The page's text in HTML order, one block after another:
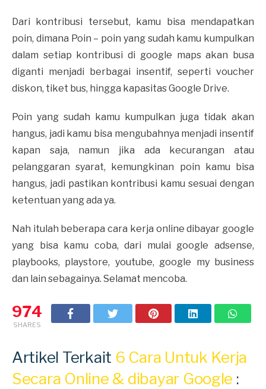
Dari kontribusi tersebut, kamu bisa mendapatkan
poin, dimana Poin – poin yang sudah kamu kumpulkan
dalam setiap kontribusi di google maps akan busa
diganti menjadi berbagai insentif, seperti voucher
diskon, tiket bus, hingga kapasitas Google Drive.
Poin yang sudah kamu kumpulkan juga tidak akan
hangus, jadi kamu bisa mengubahnya menjadi insentif
kapan saja, namun jika ada kecurangan atau
pelanggaran syarat, kemungkinan poin kamu bisa
hangus, jadi pastikan kontribusi kamu sesuai dengan
ketentuan yang ada ya.
Nah itulah beberapa cara kerja online dibayar google
yang bisa kamu coba, dari mulai google adsense,
playbooks, playstore, youtube, google my business
dan lain sebagainya. Selamat mencoba.
974
SHARES
Artikel Terkait 6 Cara Untuk Kerja
Secara Online & dibayar Google :